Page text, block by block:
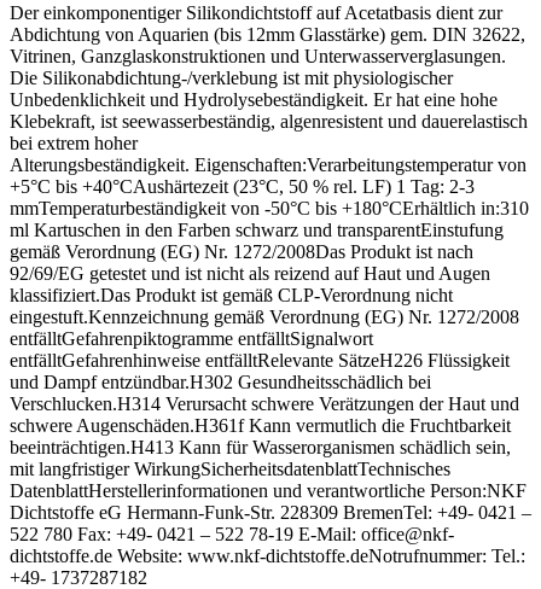
Der einkomponentiger Silikondichtstoff auf Acetatbasis dient zur
Abdichtung von Aquarien (bis 12mm Glasstärke) gem. DIN 32622,
Vitrinen, Ganzglaskonstruktionen und Unterwasserverglasungen.
Die Silikonabdichtung-/verklebung ist mit physiologischer
Unbedenklichkeit und Hydrolysebeständigkeit. Er hat eine hohe
Klebekraft, ist seewasserbeständig, algenresistent und dauerelastisch
bei extrem hoher
Alterungsbeständigkeit. Eigenschaften:Verarbeitungstemperatur von
+5°C bis +40°CAushärtezeit (23°C, 50 % rel. LF) 1 Tag: 2-3
mmTemperaturbeständigkeit von -50°C bis +180°CErhältlich in:310
ml Kartuschen in den Farben schwarz und transparentEinstufung
gemäß Verordnung (EG) Nr. 1272/2008Das Produkt ist nach
92/69/EG getestet und ist nicht als reizend auf Haut und Augen
klassifiziert.Das Produkt ist gemäß CLP-Verordnung nicht
eingestuft.Kennzeichnung gemäß Verordnung (EG) Nr. 1272/2008
entfälltGefahrenpiktogramme entfälltSignalwort
entfälltGefahrenhinweise entfälltRelevante SätzeH226 Flüssigkeit
und Dampf entzündbar.H302 Gesundheitsschädlich bei
Verschlucken.H314 Verursacht schwere Verätzungen der Haut und
schwere Augenschäden.H361f Kann vermutlich die Fruchtbarkeit
beeinträchtigen.H413 Kann für Wasserorganismen schädlich sein,
mit langfristiger WirkungSicherheitsdatenblattTechnisches
DatenblattHerstellerinformationen und verantwortliche Person:NKF
Dichtstoffe eG Hermann-Funk-Str. 228309 BremenTel: +49- 0421 –
522 780 Fax: +49- 0421 – 522 78-19 E-Mail: office@nkf-
dichtstoffe.de Website: www.nkf-dichtstoffe.deNotrufnummer: Tel.:
+49- 1737287182